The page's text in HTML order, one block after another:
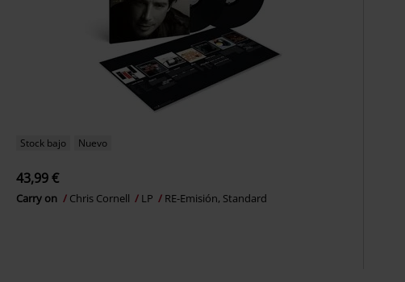
Stock bajo Nuevo
43,99 €
Carry on Chris Cornell LP RE-Emisión, Standard